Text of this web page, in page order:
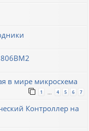
в мире микросхема
1 … 4 5 6 7
Контроллер на